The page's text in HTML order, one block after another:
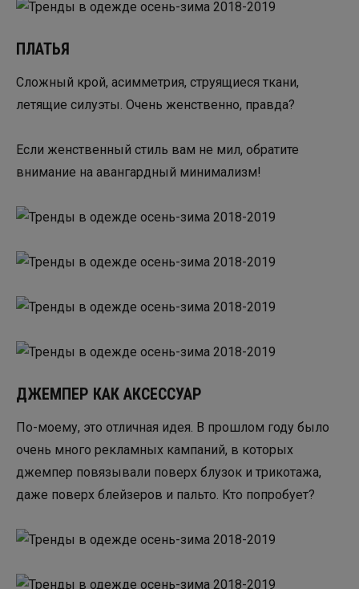
ПЛАТЬЯ
Сложный крой, асимметрия, струящиеся ткани,
летящие силуэты. Очень женственно, правда?
Если женственный стиль вам не мил, обратите
внимание на авангардный минимализм!
ДЖЕМПЕР КАК АКСЕССУАР
По-моему, это отличная идея. В прошлом году было
очень много рекламных кампаний, в которых
джемпер повязывали поверх блузок и трикотажа,
даже поверх блейзеров и пальто. Кто попробует?